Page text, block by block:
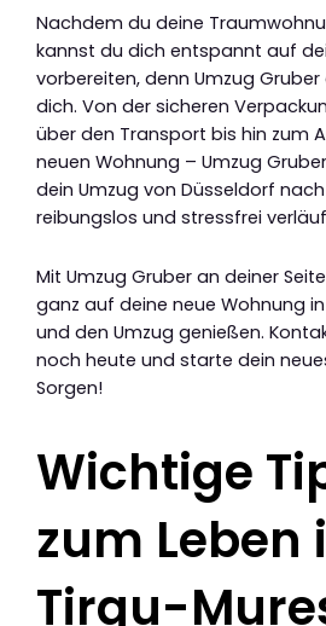
Nachdem du deine
kannst du dich entspannt auf
vorbereiten, denn Umzug
dich. Von der sicheren
über den Transport bis hin zum
neuen Wohnung – Umzug
dein Umzug von Düsseldorf
reibungslos und stressfrei
Mit Umzug Gruber an deiner
ganz auf deine neue Wohnung
und den Umzug genießen.
noch heute und starte dein
Sorgen!
Wichtige
zum Leben
Tirgu-